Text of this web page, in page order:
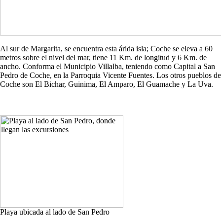
Al sur de Margarita, se encuentra esta árida isla; Coche se eleva a 60
metros sobre el nivel del mar, tiene 11 Km. de longitud y 6 Km. de
ancho. Conforma el Municipio Villalba, teniendo como Capital a San
Pedro de Coche, en la Parroquia Vicente Fuentes. Los otros pueblos de
Coche son El Bichar, Guinima, El Amparo, El Guamache y La Uva.
Playa ubicada al lado de San Pedro